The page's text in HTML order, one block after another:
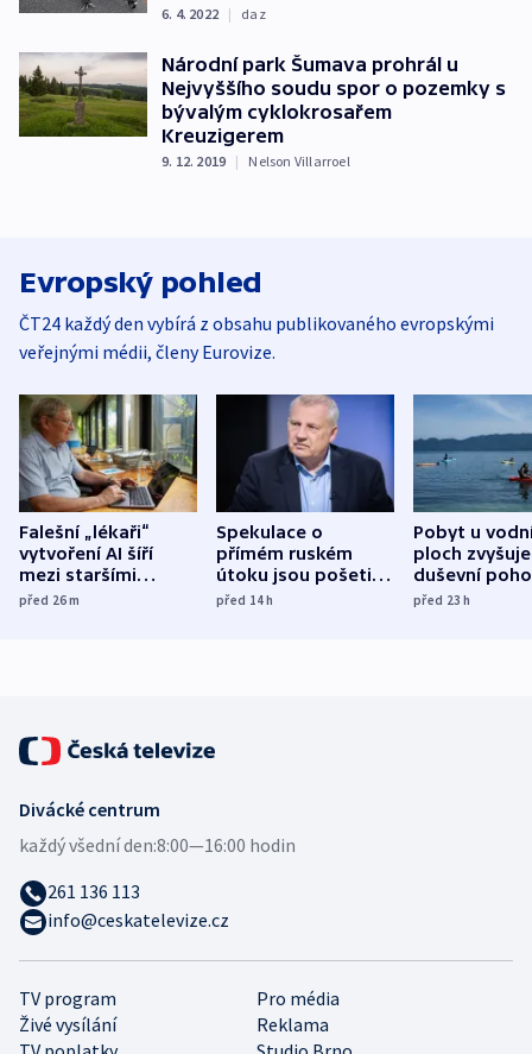
6. 4. 2022 | daz
Národní park Šumava prohrál u
Nejvyššího soudu spor o pozemky s
bývalým cyklokrosařem
Kreuzigerem
9. 12. 2019 | Nelson Villarroel
Evropský pohled
ČT24 každý den vybírá z obsahu publikovaného evropskými
veřejnými médii, členy Eurovize.
Falešní „lékaři“
vytvoření AI šíří
mezi staršími
Poláky nebezpečné
před 26m
Spekulace o
přímém ruském
útoku jsou pošetilé,
míní estonský
před 14h
Pobyt u
ploch zvyšuje
duševní
ukázala
před 23h
TV program
Pro média
Živé vysílání
Reklama
Divácké centrum
každý všední den:8:00—16:00 hodin
261 136 113
info@ceskatelevize.cz